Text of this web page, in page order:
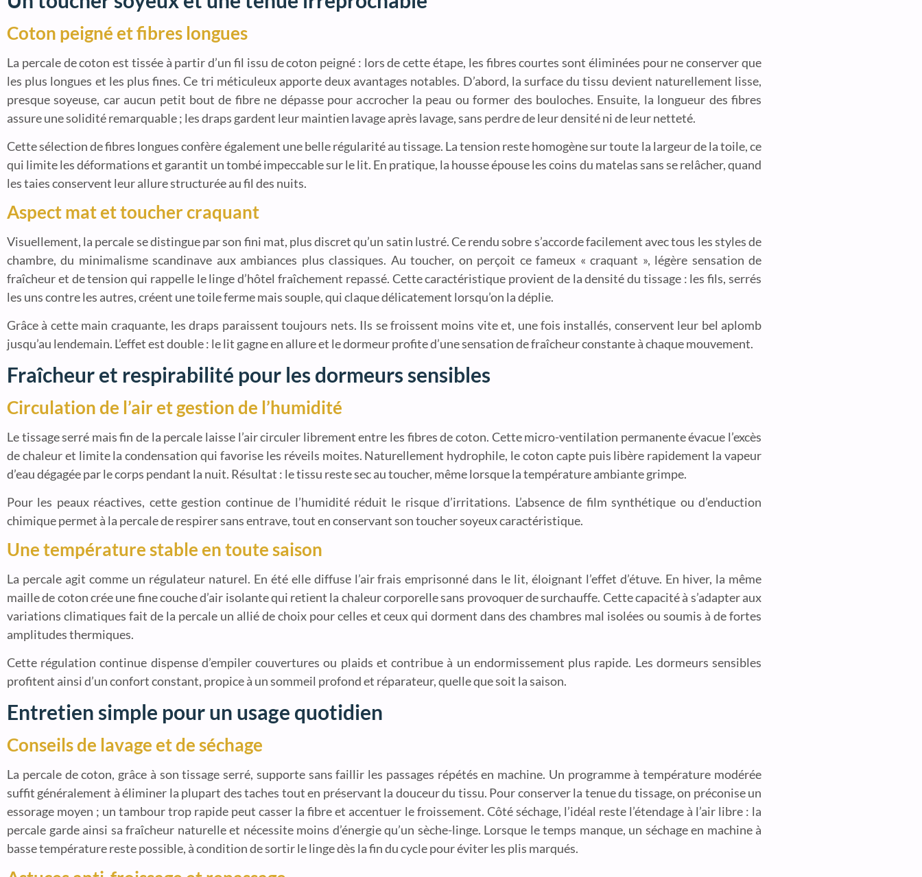
Coton peigné et fibres longues
La percale de coton est tissée à partir d’un fil issu de coton peigné : lors de cette étape, les fibres courtes sont éliminées pour ne conserver que
les plus longues et les plus fines. Ce tri méticuleux apporte deux avantages notables. D’abord, la surface du tissu devient naturellement lisse,
presque soyeuse, car aucun petit bout de fibre ne dépasse pour accrocher la peau ou former des bouloches. Ensuite, la longueur des fibres
assure une solidité remarquable ; les draps gardent leur maintien lavage après lavage, sans perdre de leur densité ni de leur netteté.
Cette sélection de fibres longues confère également une belle régularité au tissage. La tension reste homogène sur toute la largeur de la toile, ce
qui limite les déformations et garantit un tombé impeccable sur le lit. En pratique, la housse épouse les coins du matelas sans se relâcher, quand
les taies conservent leur allure structurée au fil des nuits.
Aspect mat et toucher craquant
Visuellement, la percale se distingue par son fini mat, plus discret qu’un satin lustré. Ce rendu sobre s’accorde facilement avec tous les styles de
chambre, du minimalisme scandinave aux ambiances plus classiques. Au toucher, on perçoit ce fameux « craquant », légère sensation de
fraîcheur et de tension qui rappelle le linge d’hôtel fraîchement repassé. Cette caractéristique provient de la densité du tissage : les fils, serrés
les uns contre les autres, créent une toile ferme mais souple, qui claque délicatement lorsqu’on la déplie.
Grâce à cette main craquante, les draps paraissent toujours nets. Ils se froissent moins vite et, une fois installés, conservent leur bel aplomb
jusqu’au lendemain. L’effet est double : le lit gagne en allure et le dormeur profite d’une sensation de fraîcheur constante à chaque mouvement.
Fraîcheur et respirabilité pour les dormeurs sensibles
Circulation de l’air et gestion de l’humidité
Le tissage serré mais fin de la percale laisse l’air circuler librement entre les fibres de coton. Cette micro-ventilation permanente évacue l’excès
de chaleur et limite la condensation qui favorise les réveils moites. Naturellement hydrophile, le coton capte puis libère rapidement la vapeur
d’eau dégagée par le corps pendant la nuit. Résultat : le tissu reste sec au toucher, même lorsque la température ambiante grimpe.
Pour les peaux réactives, cette gestion continue de l’humidité réduit le risque d’irritations. L’absence de film synthétique ou d’enduction
chimique permet à la percale de respirer sans entrave, tout en conservant son toucher soyeux caractéristique.
Une température stable en toute saison
La percale agit comme un régulateur naturel. En été elle diffuse l’air frais emprisonné dans le lit, éloignant l’effet d’étuve. En hiver, la même
maille de coton crée une fine couche d’air isolante qui retient la chaleur corporelle sans provoquer de surchauffe. Cette capacité à s’adapter aux
variations climatiques fait de la percale un allié de choix pour celles et ceux qui dorment dans des chambres mal isolées ou soumis à de fortes
amplitudes thermiques.
Cette régulation continue dispense d’empiler couvertures ou plaids et contribue à un endormissement plus rapide. Les dormeurs sensibles
profitent ainsi d’un confort constant, propice à un sommeil profond et réparateur, quelle que soit la saison.
Entretien simple pour un usage quotidien
Conseils de lavage et de séchage
La percale de coton, grâce à son tissage serré, supporte sans faillir les passages répétés en machine. Un programme à température modérée
suffit généralement à éliminer la plupart des taches tout en préservant la douceur du tissu. Pour conserver la tenue du tissage, on préconise un
essorage moyen ; un tambour trop rapide peut casser la fibre et accentuer le froissement. Côté séchage, l’idéal reste l’étendage à l’air libre : la
percale garde ainsi sa fraîcheur naturelle et nécessite moins d’énergie qu’un sèche-linge. Lorsque le temps manque, un séchage en machine à
basse température reste possible, à condition de sortir le linge dès la fin du cycle pour éviter les plis marqués.